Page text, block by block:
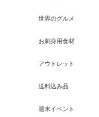
世界のグルメ
お刺身用食材
アウトレット
送料込み品
週末イベント